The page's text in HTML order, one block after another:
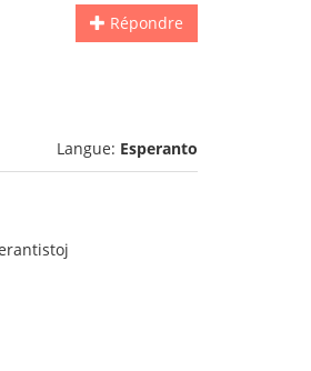
Répondre
Langue: Esperanto